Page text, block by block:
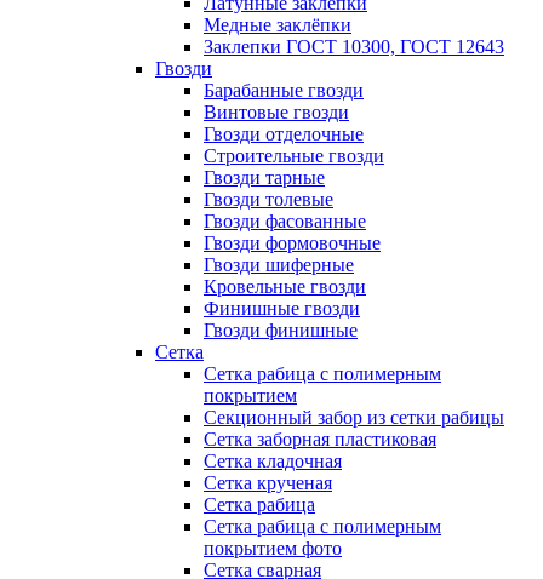
Медные заклёпки
Заклепки ГОСТ 10300, ГОСТ 12643
Гвозди
Барабанные гвозди
Винтовые гвозди
Гвозди отделочные
Строительные гвозди
Гвозди тарные
Гвозди толевые
Гвозди фасованные
Гвозди формовочные
Гвозди шиферные
Кровельные гвозди
Финишные гвозди
Гвозди финишные
Сетка
Сетка рабица с полимерным
покрытием
Секционный забор из сетки рабицы
Сетка заборная пластиковая
Сетка кладочная
Сетка крученая
Сетка рабица
Сетка рабица с полимерным
покрытием фото
Сетка сварная